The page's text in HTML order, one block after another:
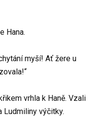
Hana.
myší! Ať žere u
vrhla k Haně. Vzali
Ludmiliny výčitky.